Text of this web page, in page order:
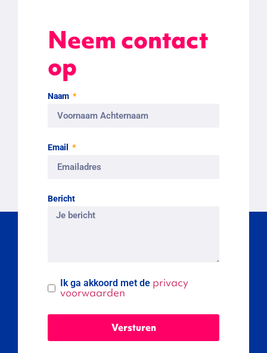
Neem contact
op
Naam
Email
Bericht
Ik ga akkoord met de privacy
voorwaarden
Versturen